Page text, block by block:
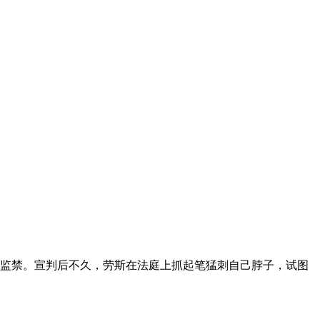
。宣判后不久，劳斯在法庭上抓起笔猛刺自己脖子，试图